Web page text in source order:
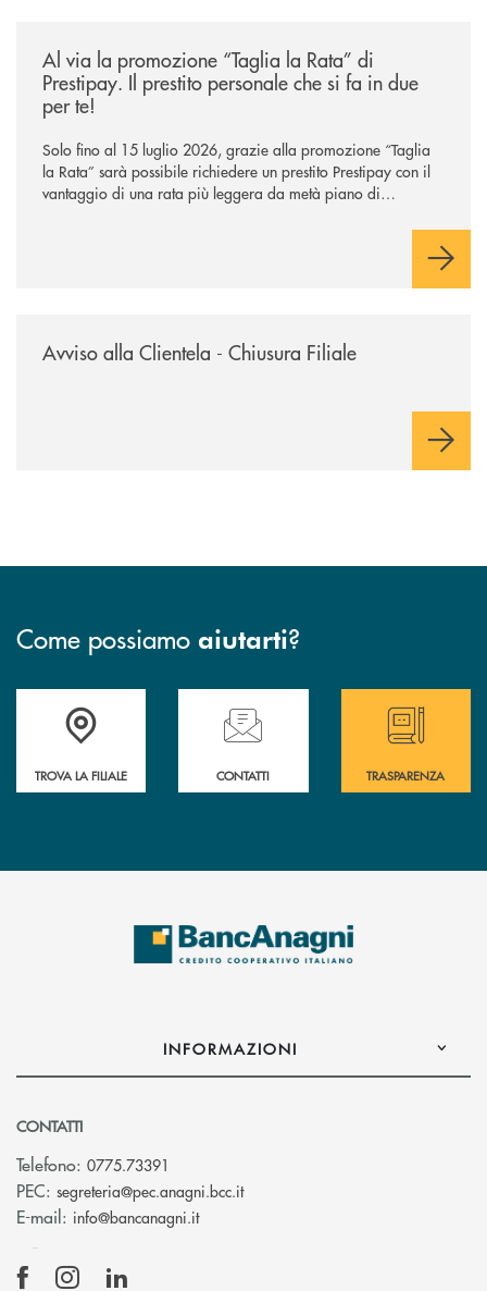
Al via la promozione “Taglia la Rata” di
Prestipay. Il prestito personale che si fa in due
per te!
Solo fino al 15 luglio 2026, grazie alla promozione “Taglia
la Rata” sarà possibile richiedere un prestito Prestipay con il
vantaggio di una rata più leggera da metà piano di
Avviso alla Clientela - Chiusura Filiale
Come possiamo aiutarti?
Accedi all' elenco completo delle filiali
TROVA LA FILIALE
Hai bisogno di assistenza immediata ?
CONTATTI
Hai bisogno di
TRASPARENZA
INFORMAZIONI
CONTATTI
Telefono: 0775.73391
PEC: segreteria@pec.anagni.bcc.it(si apre l’app di posta
E-mail: info@bancanagni.it(si apre l’app di posta elettronica)